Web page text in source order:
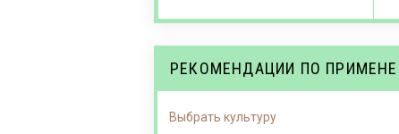
РЕКОМЕНДАЦИИ ПО
Выбрать культуру